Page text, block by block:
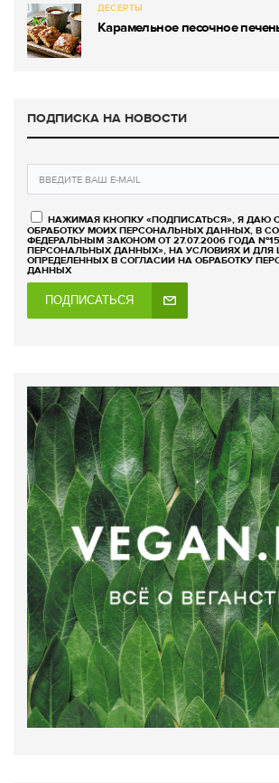
ДЕСЕРТЫ
Карамельное песочное
ПОДПИСКА НА НОВОСТИ
НАЖИМАЯ КНОПКУ «ПОДПИСАТЬСЯ», Я ДАЮ
ОБРАБОТКУ МОИХ ПЕРСОНАЛЬНЫХ ДАННЫХ, В
ФЕДЕРАЛЬНЫМ ЗАКОНОМ ОТ 27.07.2006 ГОДА
ПЕРСОНАЛЬНЫХ ДАННЫХ», НА УСЛОВИЯХ И ДЛЯ
ОПРЕДЕЛЕННЫХ В СОГЛАСИИ НА ОБРАБОТКУ
ДАННЫХ
ПОДПИСАТЬСЯ